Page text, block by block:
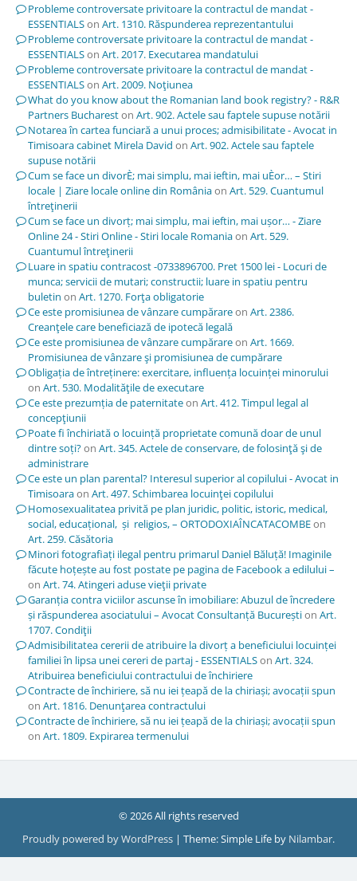
Probleme controversate privitoare la contractul de mandat -
ESSENTIALSon Art. 1310. Răspunderea reprezentantului
Probleme controversate privitoare la contractul de mandat -
ESSENTIALSon Art. 2017. Executarea mandatului
Probleme controversate privitoare la contractul de mandat -
ESSENTIALSon Art. 2009. Noţiunea
What do you know about the Romanian land book registry? - R&R
Partners Buchareston Art. 902. Actele sau faptele supuse notării
Notarea în cartea funciară a unui proces; admisibilitate - Avocat in
Timisoara cabinet Mirela David on Art. 902. Actele sau faptele
supuse notării
Cum se face un divorÈ; mai simplu, mai ieftin, mai uÈor… – Stiri
locale | Ziare locale online din Româniaon Art. 529. Cuantumul
întreţinerii
Cum se face un divorț; mai simplu, mai ieftin, mai ușor… - Ziare
Online 24 - Stiri Online - Stiri locale Romaniaon Art. 529.
Cuantumul întreţinerii
Luare in spatiu contracost -0733896700. Pret 1500 lei - Locuri de
munca; servicii de mutari; constructii; luare in spatiu pentru
buletin on Art. 1270. Forţa obligatorie
Ce este promisiunea de vânzare cumpărareon Art. 2386.
Creanţele care beneficiază de ipotecă legală
Ce este promisiunea de vânzare cumpărareon Art. 1669.
Promisiunea de vânzare şi promisiunea de cumpărare
Obligația de întreținere: exercitare, influența locuinței minorului
on Art. 530. Modalităţile de executare
Ce este prezumția de paternitateon Art. 412. Timpul legal al
concepţiunii
Poate fi închiriată o locuință proprietate comună doar de unul
dintre soți?on Art. 345. Actele de conservare, de folosinţă şi de
administrare
Ce este un plan parental? Interesul superior al copilului - Avocat in
Timisoaraon Art. 497. Schimbarea locuinţei copilului
Homosexualitatea privită pe plan juridic, politic, istoric, medical,
social, educațional, și religios, – ORTODOXIAÎNCATACOMBEon
Art. 259. Căsătoria
Minori fotografiați ilegal pentru primarul Daniel Băluță! Imaginile
făcute hoțește au fost postate pe pagina de Facebook a edilului –
on Art. 74. Atingeri aduse vieţii private
Garanția contra viciilor ascunse în imobiliare: Abuzul de încredere
și răspunderea asociatului – Avocat Consultanță Bucureștion Art.
1707. Condiţii
Admisibilitatea cererii de atribuire la divorț a beneficiului locuinței
familiei în lipsa unei cereri de partaj - ESSENTIALSon Art. 324.
Atribuirea beneficiului contractului de închiriere
Contracte de închiriere, să nu iei țeapă de la chiriași; avocații spun
on Art. 1816. Denunţarea contractului
Contracte de închiriere, să nu iei țeapă de la chiriași; avocații spun
on Art. 1809. Expirarea termenului
© 2026 All rights reserved
Proudly powered by WordPress | Theme: Simple Life by Nilambar.